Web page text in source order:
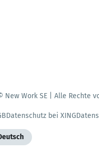
New Work SE | Alle Rechte
Datenschutz bei XING